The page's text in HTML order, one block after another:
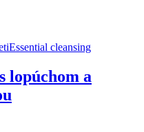
Essential cleansing
lopúchom a